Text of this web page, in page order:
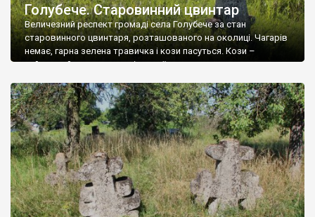
Голубече. Старовинний цвинтар
Величезний респект громаді села Голубече за стан
старовинного цвинтаря, розташованого на околиці. Чагарів
немає, гарна зелена травичка і кози пасуться. Кози –
найкращий регулятор шкідливої, для старих кладовищ,
бруньками, кози ті бруньки обгризають, бо то улюблений
делікатес. На цвинтарі у Голубечому ціла колекція
різноманітних форм хрестів. Село відносно невелике, […]